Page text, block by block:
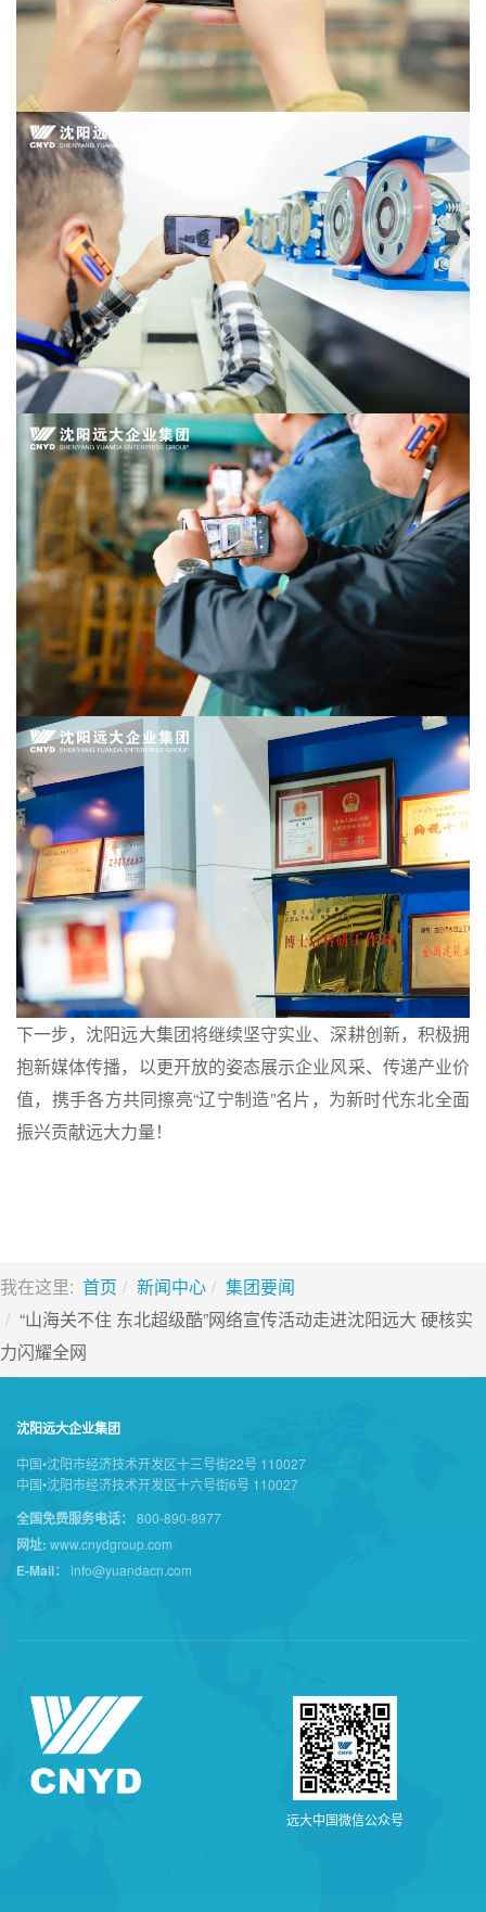
下一步，沈阳远大集团将继续坚守实业、深耕创新，积极拥
抱新媒体传播，以更开放的姿态展示企业风采、传递产业价
值，携手各方共同擦亮“辽宁制造”名片，为新时代东北全面
振兴贡献远大力量！
我在这里: 首页 新闻中心
集团要闻
“山海关不住 东北超级酷”网络宣传活动走进沈阳远大 硬核实
力闪耀全网
沈阳远大企业集团
中国•沈阳市经济技术开发区十三号街22号 110027
中国•沈阳市经济技术开发区十六号街6号 110027
全国免费服务电话： 800-890-8977
网址: www.cnydgroup.com
E-Mail： info@yuandacn.com
远大中 国微信公众号